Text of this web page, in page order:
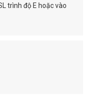
trình độ E hoặc vào